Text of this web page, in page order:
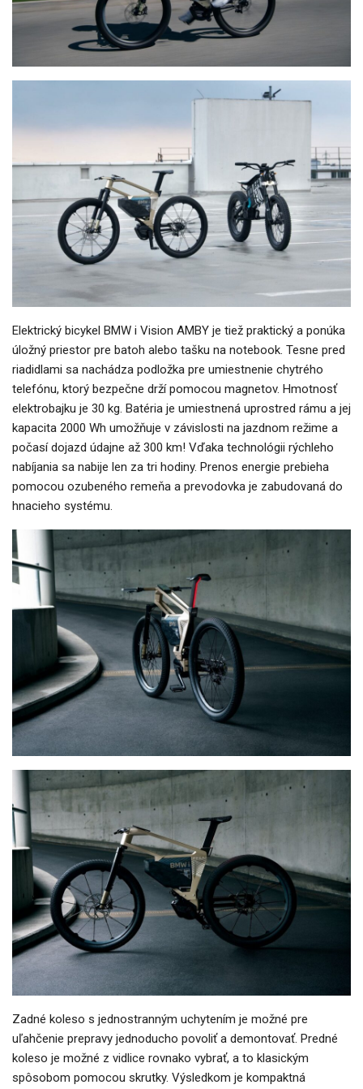
Elektrický bicykel BMW i Vision AMBY je tiež praktický a ponúka
úložný priestor pre batoh alebo tašku na notebook. Tesne pred
riadidlami sa nachádza podložka pre umiestnenie chytrého
telefónu, ktorý bezpečne drží pomocou magnetov. Hmotnosť
elektrobajku je 30 kg. Batéria je umiestnená uprostred rámu a jej
kapacita 2000 Wh umožňuje v závislosti na jazdnom režime a
počasí dojazd údajne až 300 km! Vďaka technológii rýchleho
nabíjania sa nabije len za tri hodiny. Prenos energie prebieha
pomocou ozubeného remeňa a prevodovka je zabudovaná do
hnacieho systému.
Zadné koleso s jednostranným uchytením je možné pre
uľahčenie prepravy jednoducho povoliť a demontovať. Predné
koleso je možné z vidlice rovnako vybrať, a to klasickým
spôsobom pomocou skrutky. Výsledkom je kompaktná